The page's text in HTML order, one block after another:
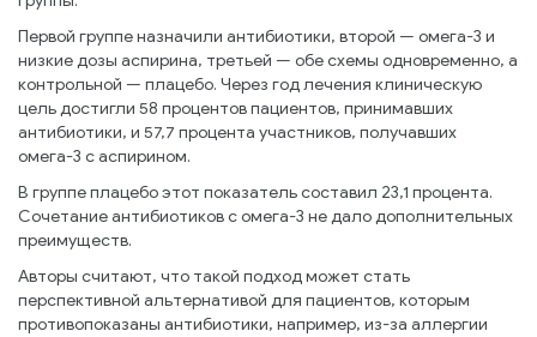
Первой группе назначили антибиотики, второй — омега-3 и
низкие дозы аспирина, третьей — обе схемы одновременно, а
контрольной — плацебо. Через год лечения клиническую
цель достигли 58 процентов пациентов, принимавших
антибиотики, и 57,7 процента участников, получавших
омега-3 с аспирином.
В группе плацебо этот показатель составил 23,1 процента.
Сочетание антибиотиков с омега-3 не дало дополнительных
преимуществ.
Авторы считают, что такой подход может стать
перспективной альтернативой для пациентов, которым
противопоказаны антибиотики, например, из-за аллергии